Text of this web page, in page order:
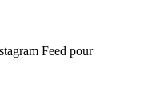
Feed pour